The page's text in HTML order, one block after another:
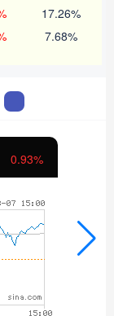
17.26%
7.68%
0.93%